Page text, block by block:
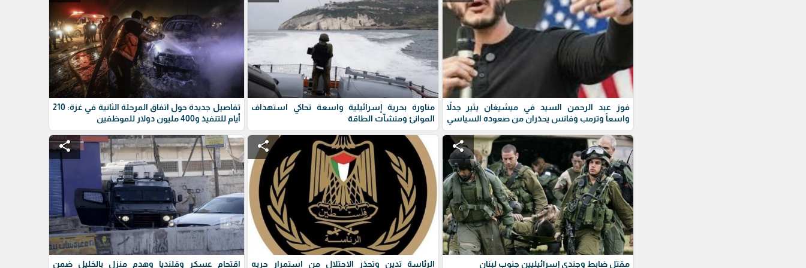
فوز عبد الرحمن السيد في ميشيغان يثير جدلاً
واسعاً وترمب وفانس يحذران من صعوده السياسي
مناورة بحرية إسرائيلية واسعة تحاكي استهداف
الموانئ ومنشآت الطاقة
تفاصيل جديدة حول اتفاق المرحلة الثانية في غزة: 210
أيام للتنفيذ و400 مليون دولار للموظفين
share
مقتل ضابط وجندي إسرائيليين جنوب لبنان
share
الرئاسة تدين وتحذر الاحتلال من استمرار حربه
share
اقتحام عسكر وقلنديا وهدم منزل بالخليل ضمن